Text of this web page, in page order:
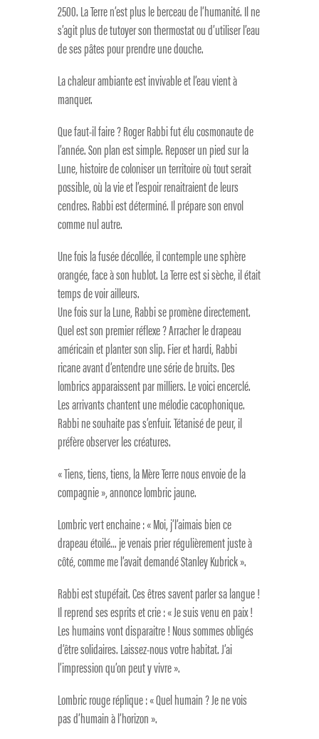
2500. La Terre n’est plus le berceau de l’humanité. Il ne
s’agit plus de tutoyer son thermostat ou d’utiliser l’eau
de ses pâtes pour prendre une douche.
La chaleur ambiante est invivable et l’eau vient à
manquer.
Que faut-il faire ? Roger Rabbi fut élu cosmonaute de
l’année. Son plan est simple. Reposer un pied sur la
Lune, histoire de coloniser un territoire où tout serait
possible, où la vie et l’espoir renaitraient de leurs
cendres. Rabbi est déterminé. Il prépare son envol
comme nul autre.
Une fois la fusée décollée, il contemple une sphère
orangée, face à son hublot. La Terre est si sèche, il était
temps de voir ailleurs.
Une fois sur la Lune, Rabbi se promène directement.
Quel est son premier réflexe ? Arracher le drapeau
américain et planter son slip. Fier et hardi, Rabbi
ricane avant d’entendre une série de bruits. Des
lombrics apparaissent par milliers. Le voici encerclé.
Les arrivants chantent une mélodie cacophonique.
Rabbi ne souhaite pas s’enfuir. Tétanisé de peur, il
préfère observer les créatures.
« Tiens, tiens, tiens, la Mère Terre nous envoie de la
compagnie », annonce lombric jaune.
Lombric vert enchaine : « Moi, j’l’aimais bien ce
drapeau étoilé… je venais prier régulièrement juste à
côté, comme me l’avait demandé Stanley Kubrick ».
Rabbi est stupéfait. Ces êtres savent parler sa langue !
Il reprend ses esprits et crie : « Je suis venu en paix !
Les humains vont disparaitre ! Nous sommes obligés
d’être solidaires. Laissez-nous votre habitat. J’ai
l’impression qu’on peut y vivre ».
Lombric rouge réplique : « Quel humain ? Je ne vois
pas d’humain à l’horizon ».